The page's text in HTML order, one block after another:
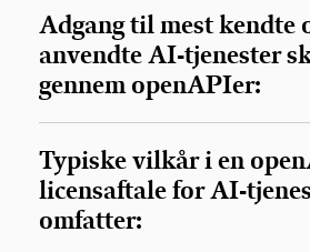
Adgang til mest kendte
anvendte AI-tjenester
gennem openAPIer:
Typiske vilkår i en
licensaftale for AI-
omfatter: